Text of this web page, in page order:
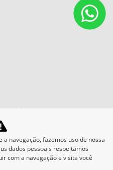
0008-76
navegação, fazemos uso de nossa
dados pessoais respeitamos
com a navegação e visita você